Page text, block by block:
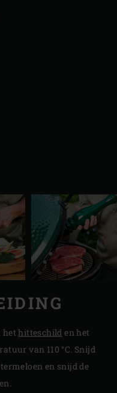
hethitteschild en het
van 110 °C. Snijd
en snijd de